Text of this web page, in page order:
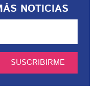
NOTICIAS
SUSCRIBIRME